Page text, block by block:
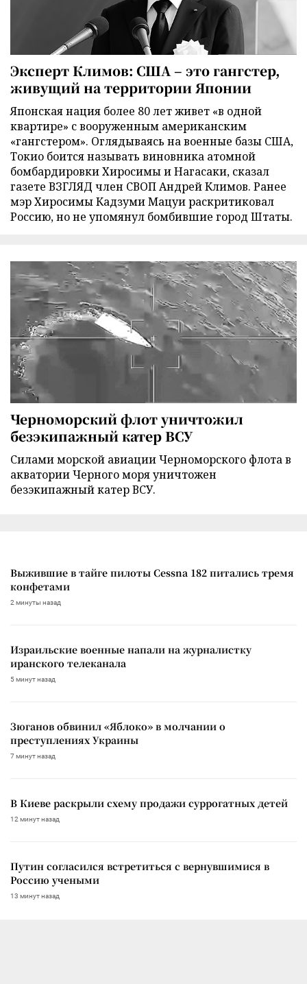
Эксперт Климов: США – это гангстер,
живущий на территории Японии
Японская нация более 80 лет живет «в одной
квартире» с вооруженным американским
«гангстером». Оглядываясь на военные базы США,
Токио боится называть виновника атомной
бомбардировки Хиросимы и Нагасаки, сказал
газете ВЗГЛЯД член СВОП Андрей Климов. Ранее
мэр Хиросимы Кадзуми Мацуи раскритиковал
Россию, но не упомянул бомбившие город Штаты.
Черноморский флот уничтожил
безэкипажный катер ВСУ
Силами морской авиации Черноморского флота в
акватории Черного моря уничтожен
безэкипажный катер ВСУ.
Выжившие в тайге пилоты Cessna 182 питались тремя
конфетами
2 минуты назад
Израильские военные напали на журналистку
иранского телеканала
5 минут назад
Зюганов обвинил «Яблоко» в молчании о
преступлениях Украины
7 минут назад
В Киеве раскрыли схему продажи суррогатных детей
12 минут назад
Путин согласился встретиться с вернувшимися в
Россию учеными
13 минут назад